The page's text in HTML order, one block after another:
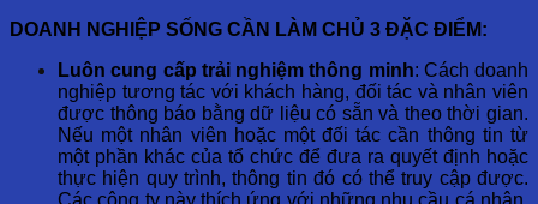
DOANH NGHIỆP SỐNG CẦN LÀM CHỦ 3 ĐẶC ĐIỂM:
Luôn cung cấp trải nghiệm thông minh: Cách doanh
nghiệp tương tác với khách hàng, đối tác và nhân viên
được thông báo bằng dữ liệu có sẵn và theo thời gian.
Nếu một nhân viên hoặc một đối tác cần thông tin từ
một phần khác của tổ chức để đưa ra quyết định hoặc
thực hiện quy trình, thông tin đó có thể truy cập được.
Các công ty này thích ứng với những nhu cầu cá nhân,